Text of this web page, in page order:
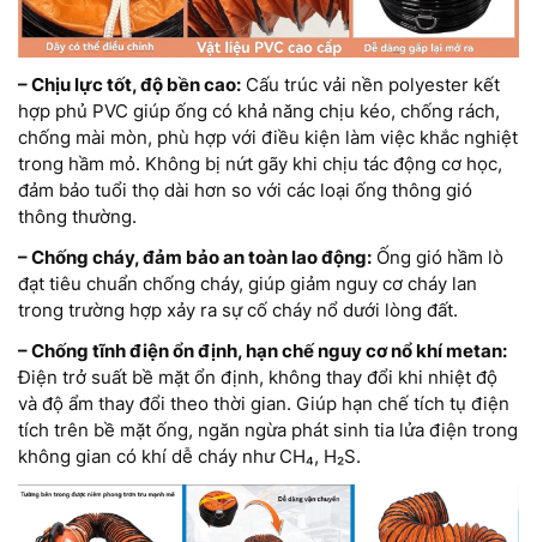
– Chịu lực tốt, độ bền cao: Cấu trúc vải nền polyester kết
hợp phủ PVC giúp ống có khả năng chịu kéo, chống rách,
chống mài mòn, phù hợp với điều kiện làm việc khắc nghiệt
trong hầm mỏ. Không bị nứt gãy khi chịu tác động cơ học,
đảm bảo tuổi thọ dài hơn so với các loại ống thông gió
thông thường.
– Chống cháy, đảm bảo an toàn lao động: Ống gió hầm lò
đạt tiêu chuẩn chống cháy, giúp giảm nguy cơ cháy lan
trong trường hợp xảy ra sự cố cháy nổ dưới lòng đất.
– Chống tĩnh điện ổn định, hạn chế nguy cơ nổ khí metan:
Điện trở suất bề mặt ổn định, không thay đổi khi nhiệt độ
và độ ẩm thay đổi theo thời gian. Giúp hạn chế tích tụ điện
tích trên bề mặt ống, ngăn ngừa phát sinh tia lửa điện trong
không gian có khí dễ cháy như CH₄, H₂S.